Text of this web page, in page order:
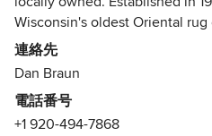
Wisconsin's oldest Oriental
residential and commercial
carpet, ceramic tile, hardwood
also sell area rugs from
custom area rugs, We sell and
連絡先
Dan Braun
電話番号
+1 920-494-7868